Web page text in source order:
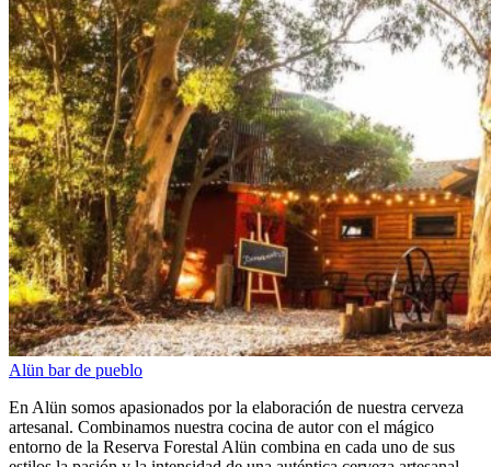
Alün bar de pueblo
En Alün somos apasionados por la elaboración de nuestra cerveza
artesanal. Combinamos nuestra cocina de autor con el mágico
entorno de la Reserva Forestal Alün combina en cada uno de sus